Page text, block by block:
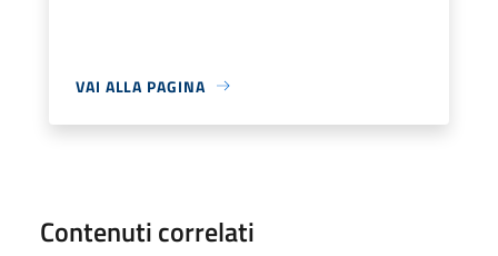
VAI ALLA PAGINA
Contenuti correlati